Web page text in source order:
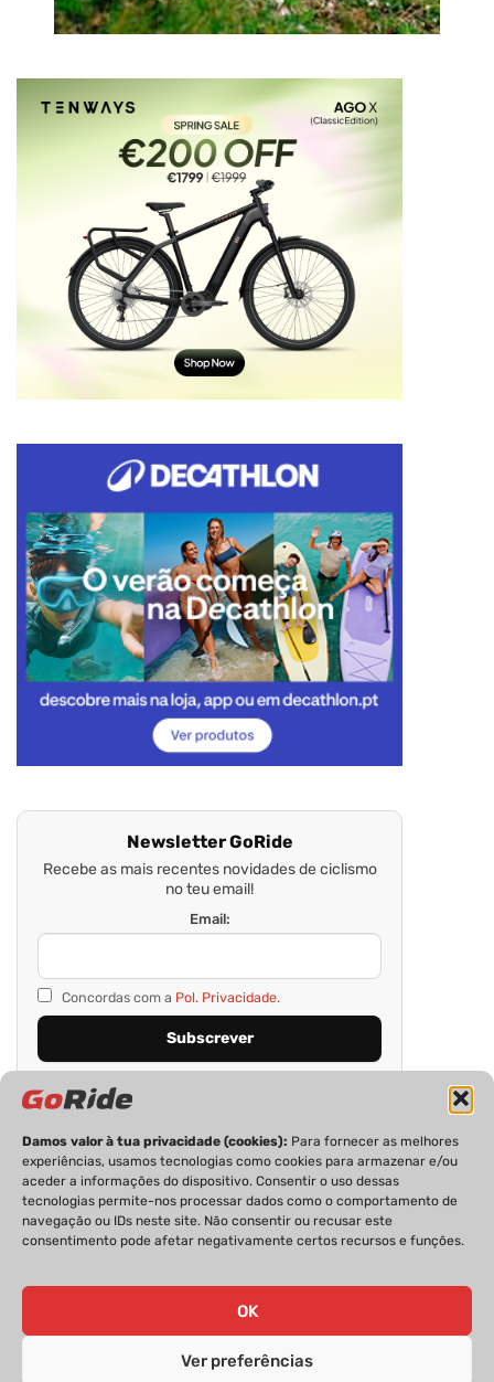
Damos valor à tua privacidade (cookies): Para fornecer as melhores
experiências, usamos tecnologias como cookies para armazenar e/ou
aceder a informações do dispositivo. Consentir o uso dessas
tecnologias permite-nos processar dados como o comportamento de
navegação ou IDs neste site. Não consentir ou recusar este
consentimento pode afetar negativamente certos recursos e funções.
OK
Ver preferências
Newsletter GoRide
Recebe as mais recentes novidades de ciclismo
no teu email!
Email:
Concordas com a Pol. Privacidade.
PRIVACIDADE FICHA TÉCNICA
ESTATUTO EDITORIAL